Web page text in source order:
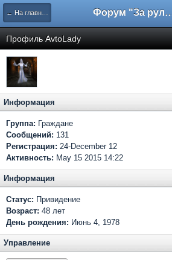
← На главную Форум "За
Профиль AvtoLady
Информация
Группа: Граждане
Сообщений: 131
Регистрация: 24-December 12
Активность: May 15 2015 14:22
Информация
Статус: Привидение
Возраст: 48 лет
День рождения: Июнь 4, 1978
Управление